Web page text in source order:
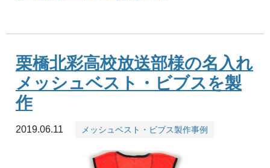
栗橋北彩高校放送部様の名入れ
メッシュベスト・ビブスを製
作
2019.06.11 メッシュベスト・ビブス製作事例